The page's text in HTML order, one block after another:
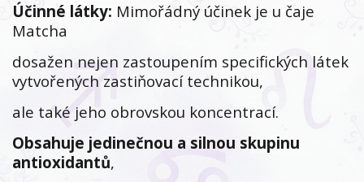
Účinné látky: Mimořádný účinek je u čaje
Matcha
dosažen nejen zastoupením specifických látek
vytvořených zastiňovací technikou,
ale také jeho obrovskou koncentrací.
Obsahuje jedinečnou a silnou skupinu
antioxidantů,